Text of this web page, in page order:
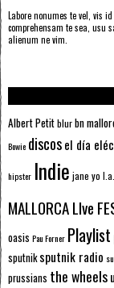
Labore nonumes te vel, vis
comprehensam te sea, usu
alienum ne vim.
Albert Petitblurbn
Bowie discosel día
hipster Indie jane yo l.a.
MALLORCA LIve
oasis Pau Forner Playlist
sputnik sputnik radio
prussians the wheels